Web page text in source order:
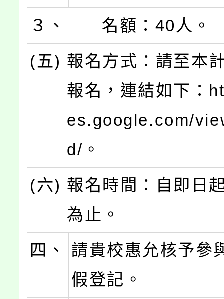
３、
名額：40人。
(五) 報名方式：請至本
報名，連結如下：
es.google.com/
d/。
(六) 報名時間：自即日
為止。
四、
請貴校惠允核予參
假登記。